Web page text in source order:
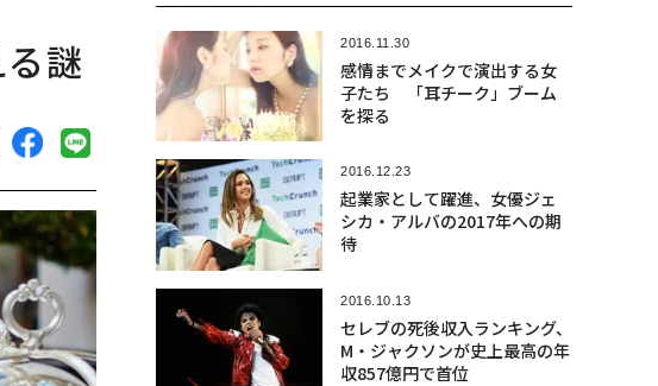
謎 2016.11.30
感情までメイクで演出する女
子たち 「耳チーク」ブーム
を探る
2016.12.23
起業家として躍進、女優ジェ
シカ・アルバの2017年への期
待
2016.10.13
セレブの死後収入ランキング、
M・ジャクソンが史上最高の年
収857億円で首位